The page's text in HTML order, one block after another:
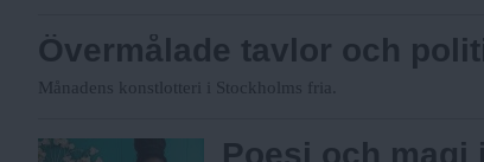
Övermålade tavlor och
Månadens konstlotteri i Stockholms fria.
Poesi och magi